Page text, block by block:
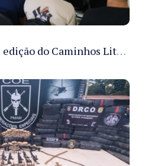
Sejusc participa da 5ª edição do Caminhos Literários com foco na cultura hip-hop nas unidades socioeducativas